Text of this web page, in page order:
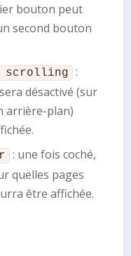
bouton peut
second bouton
scrolling
:
désactivé (sur
arrière-plan)
: une fois coché,
quelles pages
être affichée.